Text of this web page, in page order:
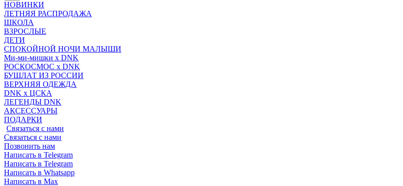
НОВИНКИ
ЛЕТНЯЯ РАСПРОДАЖА
ШКОЛА
ВЗРОСЛЫЕ
ДЕТИ
СПОКОЙНОЙ НОЧИ МАЛЫШИ
Ми-ми-мишки x DNK
РОСКОСМОС x DNK
БУШЛАТ ИЗ РОССИИ
ВЕРХНЯЯ ОДЕЖДА
DNK x ЦСКА
ЛЕГЕНДЫ DNK
АКСЕССУАРЫ
ПОДАРКИ
Связаться с нами
Связаться с нами
Позвонить нам
Написать в Telegram
Написать в Telegram
Написать в Whatsapp
Написать в Max